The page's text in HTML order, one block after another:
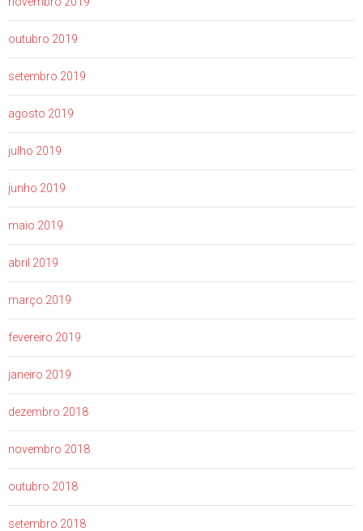
outubro 2019
setembro 2019
agosto 2019
julho 2019
junho 2019
maio 2019
abril 2019
março 2019
fevereiro 2019
janeiro 2019
dezembro 2018
novembro 2018
outubro 2018
setembro 2018